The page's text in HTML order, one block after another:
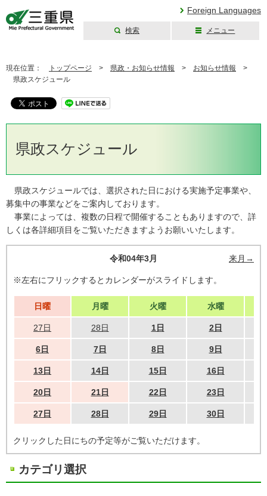
Foreign Languages
検索 メニュー
現在位置： トップページ > 県政・お知らせ情報 > お知らせ情報 >
県政スケジュール
県政スケジュール
県政スケジュールでは、選択された日における実施予定事業や、
募集中の事業などをご案内しております。
事業によっては、複数の日程で開催することもありますので、詳
しくは各詳細項目をご覧いただきますようお願いいたします。
令和04年3月 来月→
※左右にフリックするとカレンダーがスライドします。
日曜 月曜 火曜 水曜
27日 28日 1日 2日
6日 7日 8日 9日
13日 14日 15日 16日
20日 21日 22日 23日
27日 28日 29日 30日
クリックした日にちの予定等がご覧いただけます。
カテゴリ選択